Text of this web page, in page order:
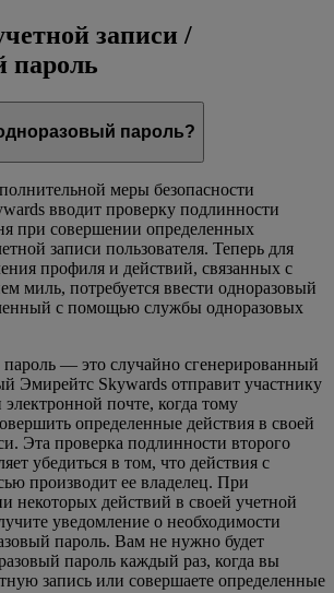
записи /
пароль
пароль?
меры безопасности
вводит проверку подлинности
при совершении определенных
записи пользователя. Теперь для
профиля и действий, связанных с
миль, потребуется ввести одноразовый
с помощью службы одноразовых
— это случайно сгенерированный
Эмирейтс Skywards отправит участнику
почте, когда тому
определенные действия в своей
Эта проверка подлинности второго
убедиться в том, что действия с
производит ее владелец. При
некоторых действий в своей учетной
уведомление о необходимости
пароль. Вам не нужно будет
пароль каждый раз, когда вы
запись или совершаете определенные